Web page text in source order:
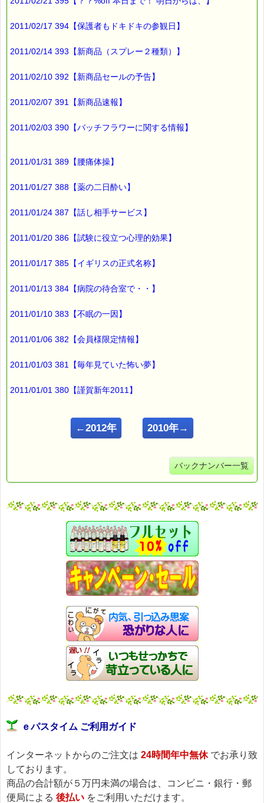
2011/02/17 394【保護者もドキドキの参観日】
2011/02/14 393【新商品（スプレー２種類）】
2011/02/10 392【新商品セールの予告】
2011/02/07 391【新商品速報】
2011/02/03 390【バッチフラワーに関する情報】
2011/01/31 389【腰痛体操】
2011/01/27 388【薬の二日酔い】
2011/01/24 387【話し相手サービス】
2011/01/20 386【試験に役立つ心理的効果】
2011/01/17 385【イギリスの正式名称】
2011/01/13 384【病院の待合室で・・】
2011/01/10 383【不眠の一因】
2011/01/06 382【会員様限定情報】
2011/01/03 381【毎年見ていた怖い夢】
2011/01/01 380【謹賀新年2011】
←2012年 2010年→
バックナンバー一覧
ｅパスタイム ご利用ガイド
インターネットからのご注文は 24時間年中無休でお承り致
しております。
商品の合計額が５万円未満の場合は、コンビニ・銀行・郵
便局による 後払い をご利用いただけます。